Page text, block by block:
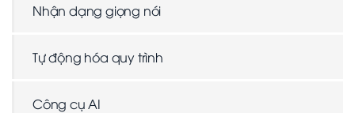
Nhận dạng giọng nói
Tự động hóa quy trình
Công cụ AI